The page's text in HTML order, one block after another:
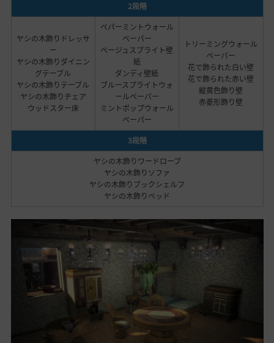
2段階
ヤシの木飾りドレッサ
ー
ヤシの木飾りダイニン
グテーブル
ヤシの木飾りテーブル
ヤシの木飾りチェア
ウッドスター床
ペパーミントウォール
ペーパー
ベージュスプライト壁
紙
ダンディ壁紙
ブルースプライトウォ
ールペーパー
ミントポップウォール
ペーパー
トリーミングウォール
ペーパー
花で飾られた白い壁
花で飾られた赤い壁
縦黄色飾り壁
赤菱形飾り壁
3段階
ヤシの木飾りワードローブ
ヤシの木飾りソファ
ヤシの木飾りブックシェルフ
ヤシの木飾りベッド